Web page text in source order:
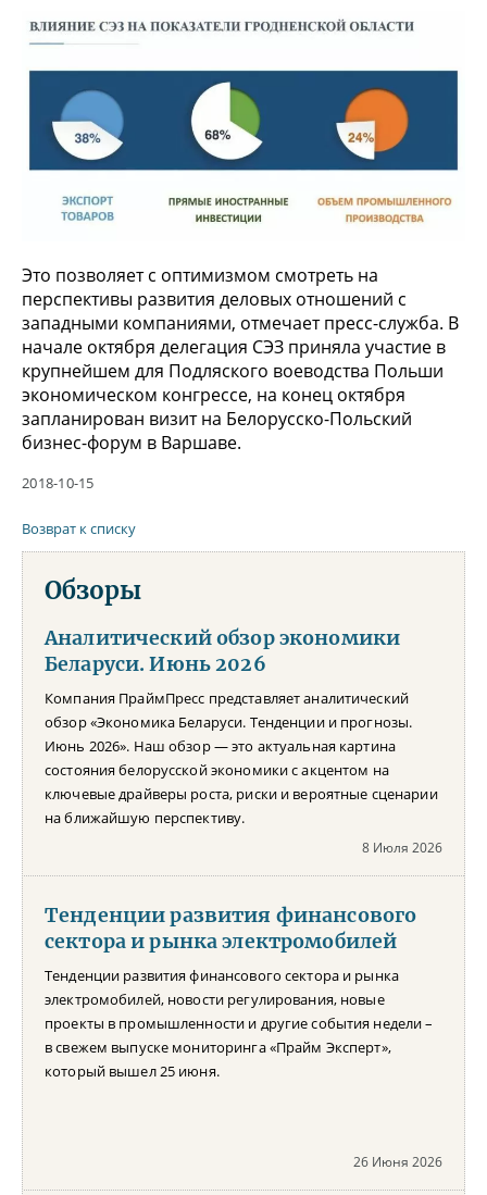
Это позволяет с оптимизмом смотреть на
перспективы развития деловых отношений с
западными компаниями, отмечает пресс-служба. В
начале октября делегация СЭЗ приняла участие в
крупнейшем для Подляского воеводства Польши
экономическом конгрессе, на конец октября
запланирован визит на Белорусско-Польский
бизнес-форум в Варшаве.
2018-10-15
Возврат к списку
Обзоры
Аналитический обзор экономики
Беларуси. Июнь 2026
Компания ПраймПресс представляет аналитический
обзор «Экономика Беларуси. Тенденции и прогнозы.
Июнь 2026». Наш обзор — это актуальная картина
состояния белорусской экономики с акцентом на
ключевые драйверы роста, риски и вероятные сценарии
на ближайшую перспективу.
8 Июля 2026
Тенденции развития финансового
сектора и рынка электромобилей
Тенденции развития финансового сектора и рынка
электромобилей, новости регулирования, новые
проекты в промышленности и другие события недели –
в свежем выпуске мониторинга «Прайм Эксперт»,
который вышел 25 июня.
26 Июня 2026